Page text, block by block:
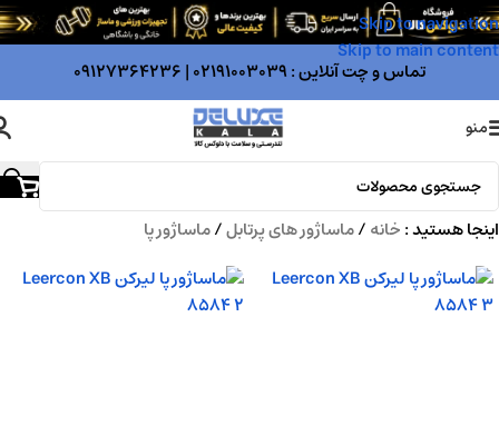
Skip to navigation
Skip to main content
تماس و چت آنلاین :02191003039
|
09127364236
منو
اینجا هستید :خانه/ماساژور های پرتابل/ماساژور پا